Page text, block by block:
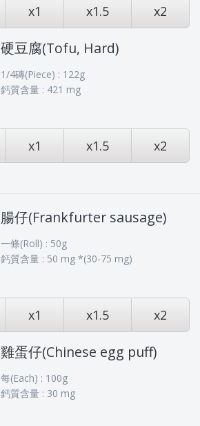
x1 x1.5 x2
硬豆腐(Tofu, Hard)
1/4磚(Piece) : 122g
鈣質含量 : 421 mg
x1 x1.5 x2
腸仔(Frankfurter sausage)
一條(Roll) : 50g
鈣質含量 : 50 mg *(30-75 mg)
x1 x1.5 x2
雞蛋仔(Chinese egg puff)
每(Each) : 100g
鈣質含量 : 30 mg